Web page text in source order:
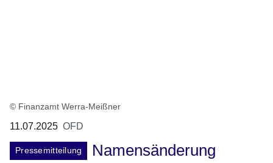
© Finanzamt Werra-Meißner
11.07.2025 OFD
Pressemitteilung
Namensänderung